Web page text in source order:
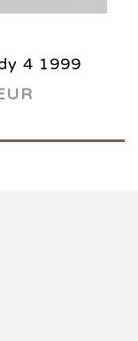
4 1999